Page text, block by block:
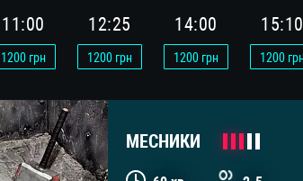
11:00
1200 грн
12:25
1200 грн
14:00
1200 грн
15:10
1200 грн
МЕСНИКИ